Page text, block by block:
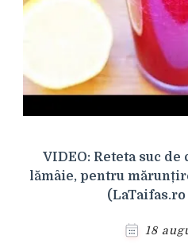
VIDEO: Reteta suc
lămâie, pentru
(LaTaifas.ro
18